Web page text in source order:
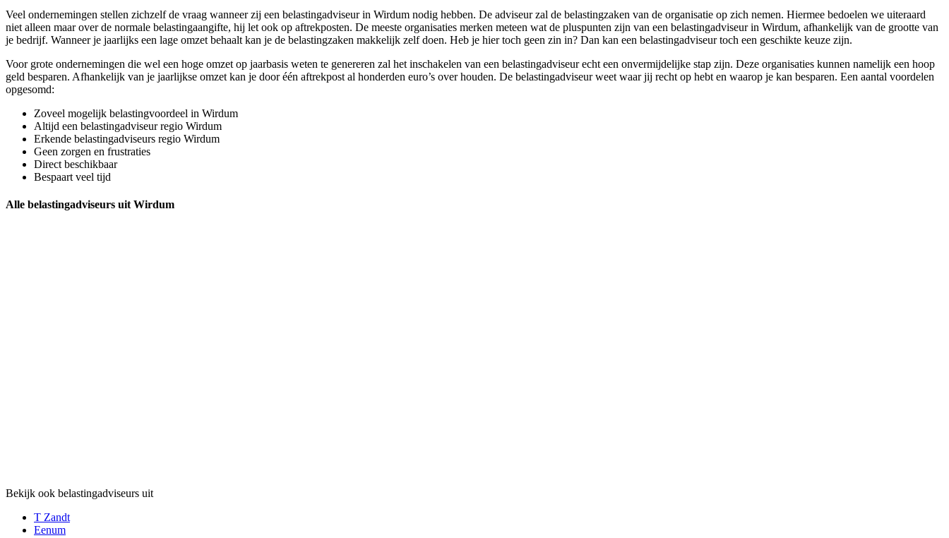
Veel ondernemingen stellen zichzelf de vraag wanneer zij een belastingadviseur in Wirdum nodig hebben. De adviseur zal de belastingzaken van de organisatie op zich nemen. Hiermee bedoelen we uiteraard
niet alleen maar over de normale belastingaangifte, hij let ook op aftrekposten. De meeste organisaties merken meteen wat de pluspunten zijn van een belastingadviseur in Wirdum, afhankelijk van de grootte van
je bedrijf. Wanneer je jaarlijks een lage omzet behaalt kan je de belastingzaken makkelijk zelf doen. Heb je hier toch geen zin in? Dan kan een belastingadviseur toch een geschikte keuze zijn.
Voor grote ondernemingen die wel een hoge omzet op jaarbasis weten te genereren zal het inschakelen van een belastingadviseur echt een onvermijdelijke stap zijn. Deze organisaties kunnen namelijk een hoop
geld besparen. Afhankelijk van je jaarlijkse omzet kan je door één aftrekpost al honderden euro’s over houden. De belastingadviseur weet waar jij recht op hebt en waarop je kan besparen. Een aantal voordelen
opgesomd:
Zoveel mogelijk belastingvoordeel in Wirdum
Altijd een belastingadviseur regio Wirdum
Erkende belastingadviseurs regio Wirdum
Geen zorgen en frustraties
Direct beschikbaar
Bespaart veel tijd
Alle belastingadviseurs uit Wirdum
Bekijk ook belastingadviseurs uit
T Zandt
Eenum